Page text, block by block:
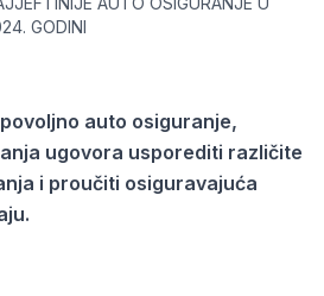
GODINI
auto osiguranje,
ugovora usporediti različite
i proučiti osiguravajuća